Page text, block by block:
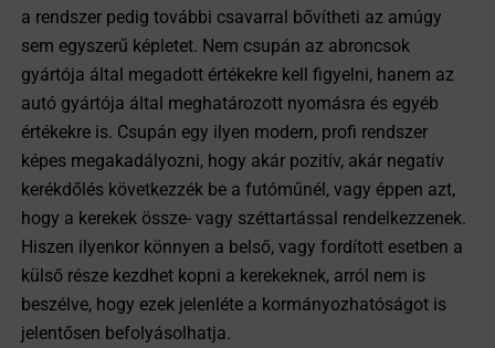
a rendszer pedig további csavarral bővítheti az amúgy
sem egyszerű képletet. Nem csupán az abroncsok
gyártója által megadott értékekre kell figyelni, hanem az
autó gyártója által meghatározott nyomásra és egyéb
értékekre is. Csupán egy ilyen modern, profi rendszer
képes megakadályozni, hogy akár pozitív, akár negatív
kerékdőlés következzék be a futóműnél, vagy éppen azt,
hogy a kerekek össze- vagy széttartással rendelkezzenek.
Hiszen ilyenkor könnyen a belső, vagy fordított esetben a
külső része kezdhet kopni a kerekeknek, arról nem is
beszélve, hogy ezek jelenléte a kormányozhatóságot is
jelentősen befolyásolhatja.